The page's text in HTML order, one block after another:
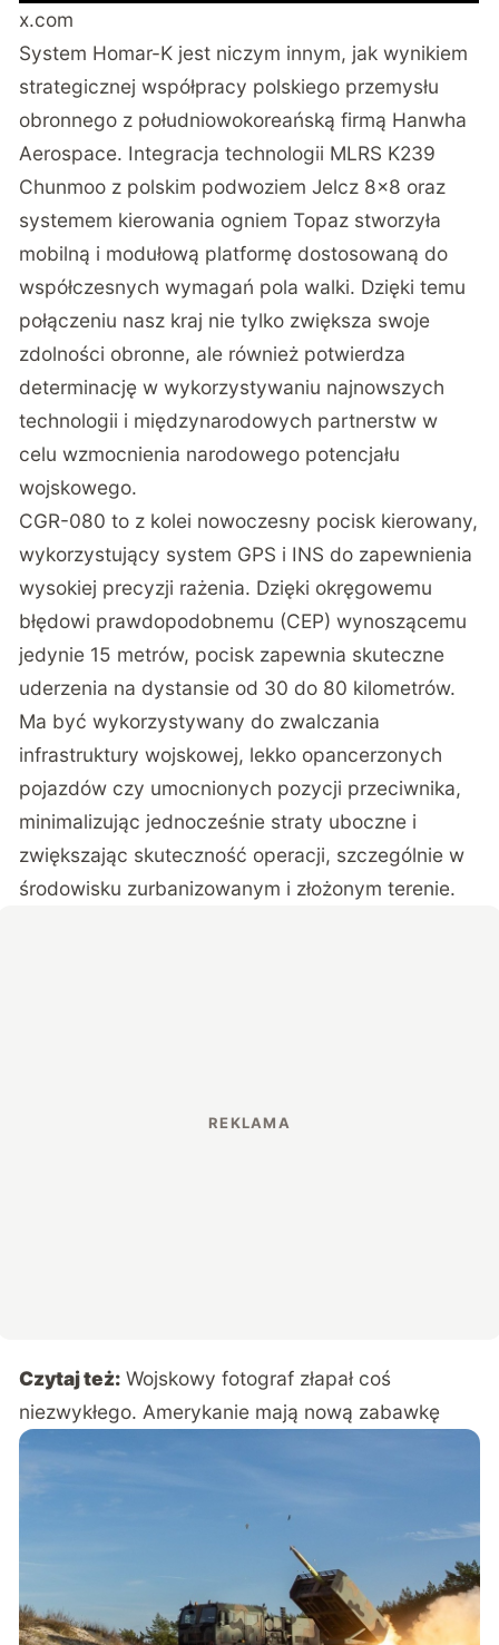
x.com
System Homar-K jest niczym innym, jak wynikiem
strategicznej współpracy polskiego przemysłu
obronnego z południowokoreańską firmą Hanwha
Aerospace. Integracja technologii MLRS K239
Chunmoo z polskim podwoziem Jelcz 8×8 oraz
systemem kierowania ogniem Topaz stworzyła
mobilną i modułową platformę dostosowaną do
współczesnych wymagań pola walki. Dzięki temu
połączeniu nasz kraj nie tylko zwiększa swoje
zdolności obronne, ale również potwierdza
determinację w wykorzystywaniu najnowszych
technologii i międzynarodowych partnerstw w
celu wzmocnienia narodowego potencjału
wojskowego.
CGR-080 to z kolei nowoczesny pocisk kierowany,
wykorzystujący system GPS i INS do zapewnienia
wysokiej precyzji rażenia. Dzięki okręgowemu
błędowi prawdopodobnemu (CEP) wynoszącemu
jedynie 15 metrów, pocisk zapewnia skuteczne
uderzenia na dystansie od 30 do 80 kilometrów.
Ma być wykorzystywany do zwalczania
infrastruktury wojskowej, lekko opancerzonych
pojazdów czy umocnionych pozycji przeciwnika,
minimalizując jednocześnie straty uboczne i
zwiększając skuteczność operacji, szczególnie w
środowisku zurbanizowanym i złożonym terenie.
Czytaj też: Wojskowy fotograf złapał coś
niezwykłego. Amerykanie mają nową zabawkę